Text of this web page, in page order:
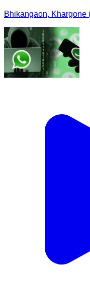
Bhikangaon, Khargone